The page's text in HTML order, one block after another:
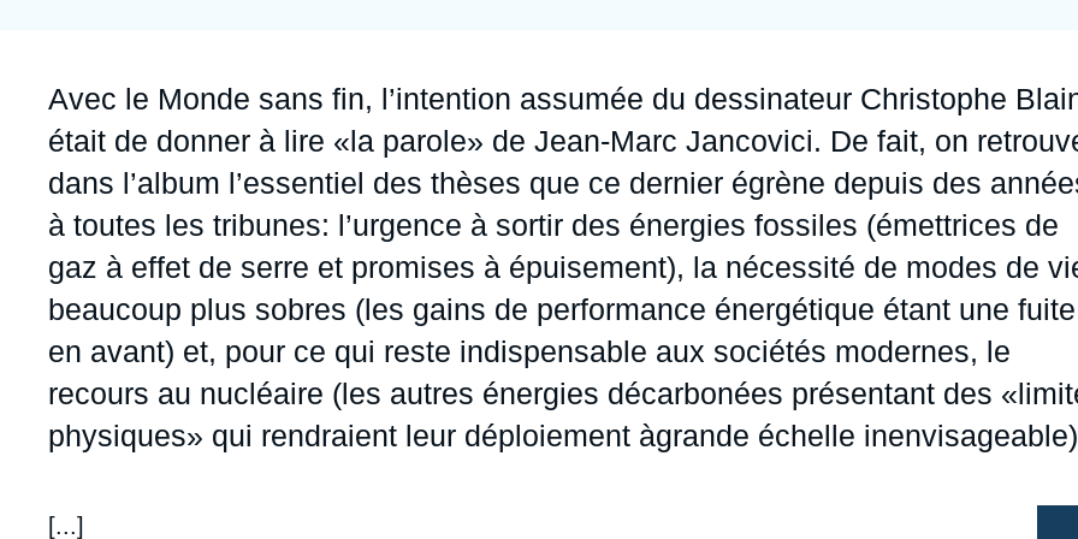
OTAN
Accroche
Avec le Monde sans fin, l’intention assumée du dessinateur Christophe
était de donner à lire «la parole» de Jean-Marc Jancovici. De fait, on
dans l’album l’essentiel des thèses que ce dernier égrène depuis des
à toutes les tribunes: l’urgence à sortir des énergies fossiles (émettrices de
gaz à effet de serre et promises à épuisement), la nécessité de modes de
beaucoup plus sobres (les gains de performance énergétique étant une fuite
en avant) et, pour ce qui reste indispensable aux sociétés modernes, le
recours au nucléaire (les autres énergies décarbonées présentant des
physiques» qui rendraient leur déploiement àgrande échelle
Contenu
[...]